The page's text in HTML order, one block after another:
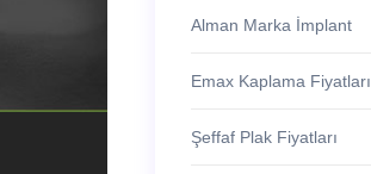
Alman Marka İmplant
Emax Kaplama Fiyatları
Şeffaf Plak Fiyatları